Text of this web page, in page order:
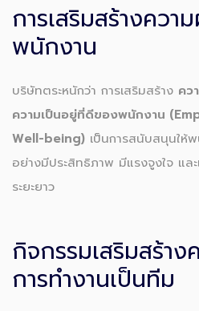
การเสริมสร้างคว
พนักงาน
บริษัทตระหนักว่า การเสริมสร้าง คว
ความเป็นอยู่ที่ดีของพนักงาน
Well-being) เป็นการสนับสนุนให้
อย่างมีประสิทธิภาพ มีแรงจูงใจ แล
ระยะยาว
กิจกรรมเสริมสร้า
การทำงานเป็นทีม